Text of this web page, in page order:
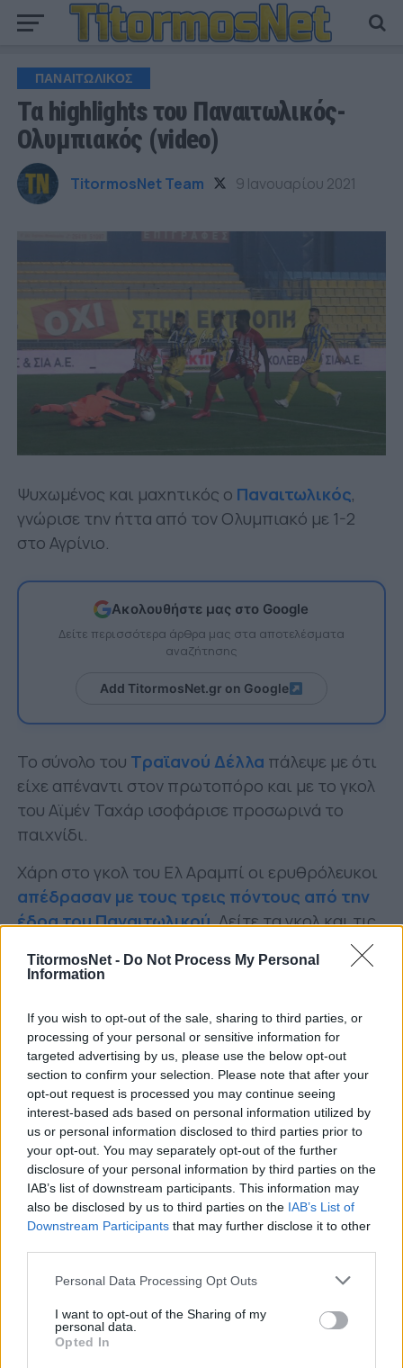
TitormosNet - Do Not Process My Personal
Information
If you wish to opt-out of the sale, sharing to third parties, or
processing of your personal or sensitive information for
targeted advertising by us, please use the below opt-out
section to confirm your selection. Please note that after your
opt-out request is processed you may continue seeing
interest-based ads based on personal information utilized by
us or personal information disclosed to third parties prior to
your opt-out. You may separately opt-out of the further
disclosure of your personal information by third parties on the
IAB’s list of downstream participants. This information may
also be disclosed by us to third parties on the IAB’s List of
Downstream Participants that may further disclose it to other
Personal Data Processing Opt Outs
I want to opt-out of the Sharing of my
personal data.
Opted In
ΠΑΝΑΙΤΩΛΙΚΟΣ
Τα highlights του Παναιτωλικός-
Ολυμπιακός (video)
TitormosNet Team 9 Ιανουαρίου 2021
Ψυχωμένος και μαχητικός ο Παναιτωλικός,
γνώρισε την ήττα από τον Ολυμπιακό με 1-2
στο Αγρίνιο.
Ακολουθήστε μας στο Google
Δείτε περισσότερα άρθρα μας στα αποτελέσματα
αναζήτησης
Add TitormosNet.gr on Google
Το σύνολο του Τραϊανού Δέλλα πάλεψε με ότι
είχε απέναντι στον πρωτοπόρο και με το γκολ
του Αϊμέν Ταχάρ ισοφάρισε προσωρινά το
παιχνίδι.
Χάρη στο γκολ του Ελ Αραμπί οι ερυθρόλευκοι
απέδρασαν με τους τρεις πόντους από την
έδρα του Παναιτωλικού. Δείτε τα γκολ και τις
καλύτερες φάσεις της αναμέτρησης, όπως τα
κατέγραψε η κάμερα της NOVA: